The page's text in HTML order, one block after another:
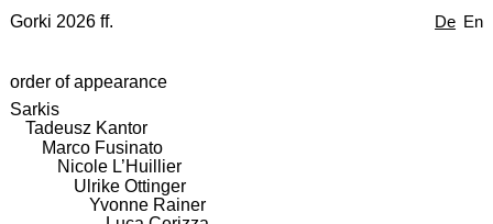
De En
Gorki 2026 ff.
order of appearance
Sarkis
Tadeusz Kantor
Marco Fusinato
Nicole L’Huillier
Ulrike Ottinger
Yvonne Rainer